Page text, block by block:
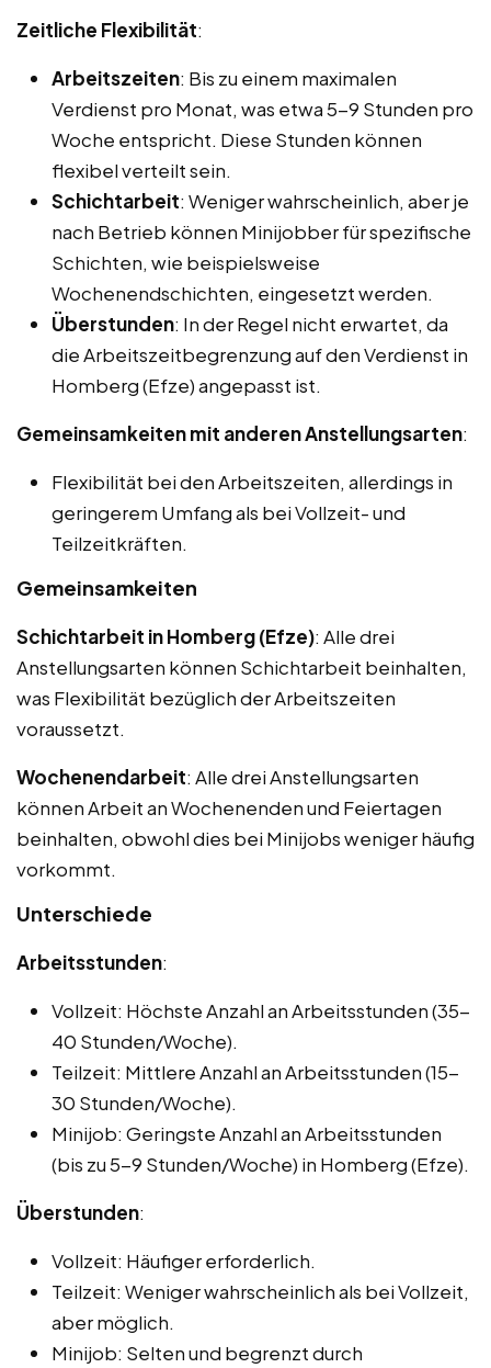
Zeitliche Flexibilität:
Arbeitszeiten: Bis zu einem maximalen
Verdienst pro Monat, was etwa 5-9 Stunden pro
Woche entspricht. Diese Stunden können
flexibel verteilt sein.
Schichtarbeit: Weniger wahrscheinlich, aber je
nach Betrieb können Minijobber für spezifische
Schichten, wie beispielsweise
Wochenendschichten, eingesetzt werden.
Überstunden: In der Regel nicht erwartet, da
die Arbeitszeitbegrenzung auf den Verdienst in
Homberg (Efze) angepasst ist.
Gemeinsamkeiten mit anderen Anstellungsarten:
Flexibilität bei den Arbeitszeiten, allerdings in
geringerem Umfang als bei Vollzeit- und
Teilzeitkräften.
Gemeinsamkeiten
Schichtarbeit in Homberg (Efze): Alle drei
Anstellungsarten können Schichtarbeit beinhalten,
was Flexibilität bezüglich der Arbeitszeiten
voraussetzt.
Wochenendarbeit: Alle drei Anstellungsarten
können Arbeit an Wochenenden und Feiertagen
beinhalten, obwohl dies bei Minijobs weniger häufig
vorkommt.
Unterschiede
Arbeitsstunden:
Vollzeit: Höchste Anzahl an Arbeitsstunden (35-
40 Stunden/Woche).
Teilzeit: Mittlere Anzahl an Arbeitsstunden (15-
30 Stunden/Woche).
Minijob: Geringste Anzahl an Arbeitsstunden
(bis zu 5-9 Stunden/Woche) in Homberg (Efze).
Überstunden:
Vollzeit: Häufiger erforderlich.
Teilzeit: Weniger wahrscheinlich als bei Vollzeit,
aber möglich.
Minijob: Selten und begrenzt durch